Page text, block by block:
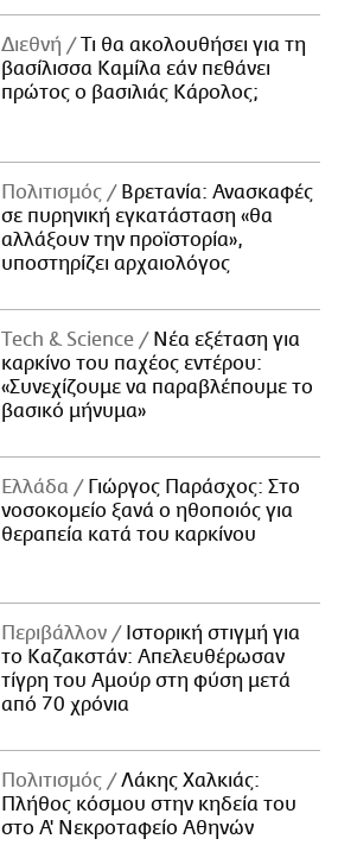
Διεθνή
Τι θα ακολουθήσει για τη
βασίλισσα Καμίλα εάν πεθάνει
πρώτος ο βασιλιάς Κάρολος;
Πολιτισμός
Βρετανία: Ανασκαφές
σε πυρηνική εγκατάσταση «θα
αλλάξουν την προϊστορία»,
υποστηρίζει αρχαιολόγος
Τech & Science
Νέα εξέταση για
καρκίνο του παχέος εντέρου:
«Συνεχίζουμε να παραβλέπουμε το
βασικό μήνυμα»
Ελλάδα
Γιώργος Παράσχος: Στο
νοσοκομείο ξανά ο ηθοποιός για
θεραπεία κατά του καρκίνου
Περιβάλλον
Ιστορική στιγμή για
το Καζακστάν: Απελευθέρωσαν
τίγρη του Αμούρ στη φύση μετά
από 70 χρόνια
Πολιτισμός
Λάκης Χαλκιάς:
Πλήθος κόσμου στην κηδεία του
στο Α' Νεκροταφείο Αθηνών